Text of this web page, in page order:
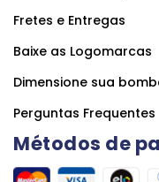
Fretes e Entregas
Baixe as Logomarcas
Dimensione sua
Perguntas Frequentes
Métodos de